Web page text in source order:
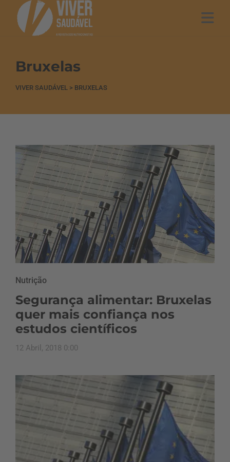
Bruxelas
VIVER SAUDÁVEL > BRUXELAS
Nutrição
Segurança alimentar: Bruxelas
quer mais confiança nos
estudos científicos
12 Abril, 2018 0:00